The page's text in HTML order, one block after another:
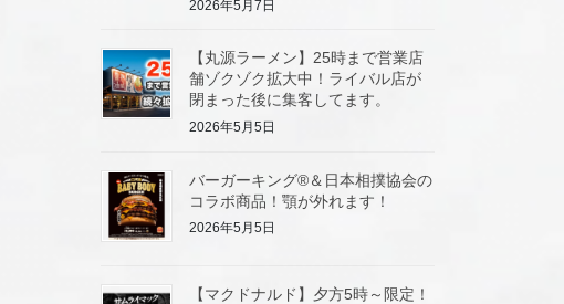
2026年5月7日
【丸源ラーメン】25時まで営業店
舗ゾクゾク拡大中！ライバル店が
閉まった後に集客してます。
2026年5月5日
バーガーキング®＆日本相撲協会の
コラボ商品！顎が外れます！
2026年5月5日
【マクドナルド】夕方5時～限定！